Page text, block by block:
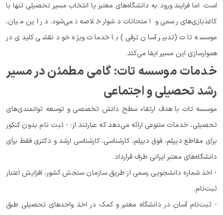
است. اما فرایند ورود به دانشگاه‌های معتبر یا انتخاب مسیر تحصیلی تنها با
کاغذبازی‌های رسمی و امتحانات دشوار خلاصه نمی‌شود. در این میان،
موسسه تات (تدبیر آسان ترقی) با خدمات ویژه خود نقشی کلیدی در
هموارسازی این مسیر ایفا می‌کند.
خدمات موسسه تات: گامی مطمئن در مسیر
رشد تحصیلی و اجتماعی
موسسه تات با هدف ارتقاء سطح دانش تخصصی و توسعه توانمندی‌های
تحصیلی، خدمات متنوعی ارائه می‌دهد که عبارتند از: - ثبت نام بدون کنکور
برای مقاطع دیپلم، فوق دیپلم، کارشناسی، کارشناسی ارشد و دکتری فقط برای
دانشگاه‌های معتبر ایرانی طرف قرارداد.
- اخذ شماره دانشجویی رسمی از طریق سازمان سنجش کشور، افزایش اعتبار
ثبت‌نام.
- ثبت‌نام آسان در دانشگاه معتبر و کمک در اخذ واحدهای تحصیلی طبق